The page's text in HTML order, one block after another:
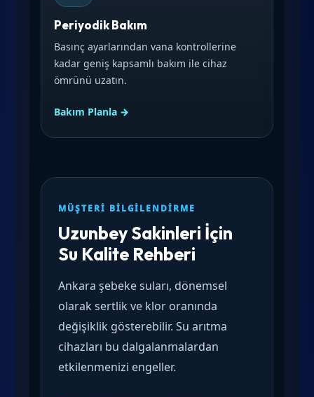
Periyodik Bakım
Basınç ayarlarından vana kontrollerine
kadar geniş kapsamlı bakım ile cihaz
ömrünü uzatın.
Bakım Planla →
MÜŞTERI BILGILENDIRME
Uzunbey Sakinleri İçin
Su Kalite Rehberi
Ankara şebeke suları, dönemsel
olarak sertlik ve klor oranında
değişiklik gösterebilir. Su arıtma
cihazları bu dalgalanmalardan
etkilenmenizi engeller.